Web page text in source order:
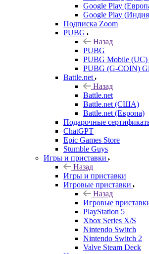
Google Play
Google Play
Подписка Zoom
PUBG
Назад
PUBG
PUBG Mobile (UC)
PUBG (G-COIN)
Battle.net
Назад
Battle.net
Battle.net (США)
Battle.net (Европа)
Подарочные
ChatGPT
Epic Games Store
Stumble Guys
Игры и приставки
Назад
Игры и приставки
Игровые приставки
Назад
Игровые
PlayStation 5
Xbox Series X/S
Nintendo Switch
Nintendo Switch 2
Valve Steam Deck